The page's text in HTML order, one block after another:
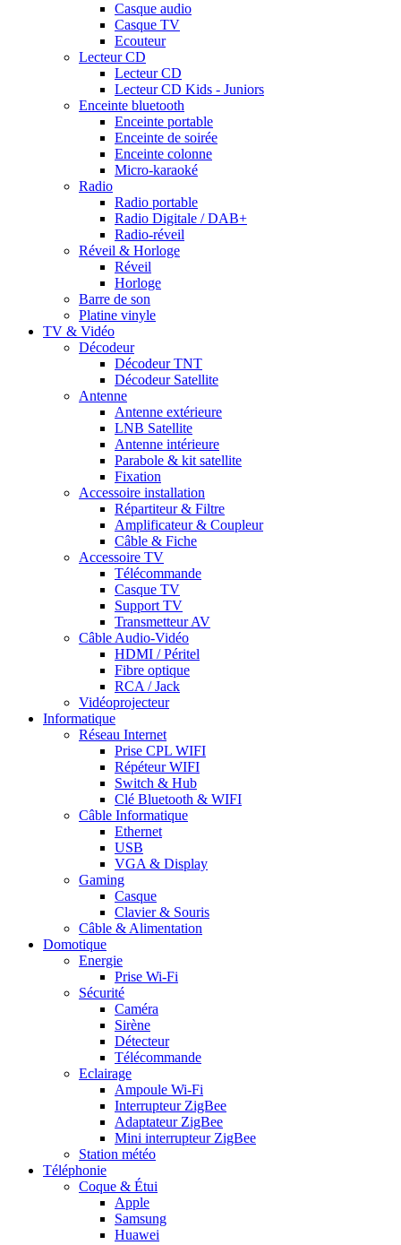
Casque audio
Casque TV
Ecouteur
Lecteur CD
Lecteur CD
Lecteur CD Kids - Juniors
Enceinte bluetooth
Enceinte portable
Enceinte de soirée
Enceinte colonne
Micro-karaoké
Radio
Radio portable
Radio Digitale / DAB+
Radio-réveil
Réveil & Horloge
Réveil
Horloge
Barre de son
Platine vinyle
TV & Vidéo
Décodeur
Décodeur TNT
Décodeur Satellite
Antenne
Antenne extérieure
LNB Satellite
Antenne intérieure
Parabole & kit satellite
Fixation
Accessoire installation
Répartiteur & Filtre
Amplificateur & Coupleur
Câble & Fiche
Accessoire TV
Télécommande
Casque TV
Support TV
Transmetteur AV
Câble Audio-Vidéo
HDMI / Péritel
Fibre optique
RCA / Jack
Vidéoprojecteur
Informatique
Réseau Internet
Prise CPL WIFI
Répéteur WIFI
Switch & Hub
Clé Bluetooth & WIFI
Câble Informatique
Ethernet
USB
VGA & Display
Gaming
Casque
Clavier & Souris
Câble & Alimentation
Domotique
Energie
Prise Wi-Fi
Sécurité
Caméra
Sirène
Détecteur
Télécommande
Eclairage
Ampoule Wi-Fi
Interrupteur ZigBee
Adaptateur ZigBee
Mini interrupteur ZigBee
Station météo
Téléphonie
Coque & Étui
Apple
Samsung
Huawei